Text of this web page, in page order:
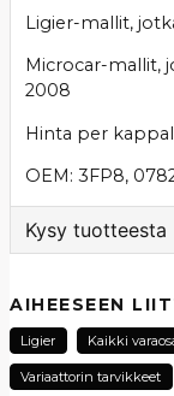
Ligier-mallit,
Microcar-mallit,
2008
Hinta per
OEM: 3FP8,
Kysy tuotteesta
Kysy meiltä
AIHEESEEN
Ligier Kaikki
Variaattorin tarvikkeet